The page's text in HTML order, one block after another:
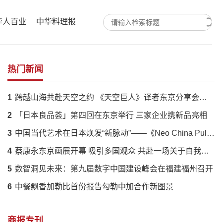
人百业 中华料理报
热门新闻
1 跨越山海共赴天空之约 《天空巨人》译者东京分享会落幕 解码蔡国强火药艺术与中日文化羁绊
2 「日本良品荟」第四回在东京举行 三家企业携新品亮相
3 中国当代艺术在日本焕发“新脉动”——《Neo China Pulse》展呈现传统与创新的时代对话
4 蔡康永东京画展开幕 吸引多国观众 共赴一场关于自我的对话
5 数智洞见未来：第九届数字中国建设峰会在福建福州召开
6 中餐飘香加勒比首份报告勾勒中加合作新图景